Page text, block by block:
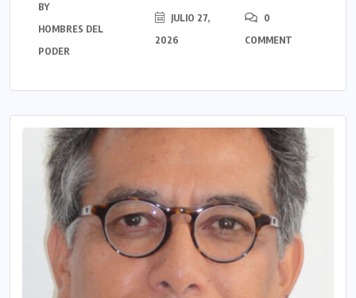
BY
HOMBRES DEL
PODER
JULIO 27,
2026
0
COMMENT